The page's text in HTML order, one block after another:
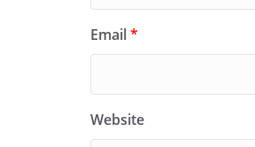
Email*
Website